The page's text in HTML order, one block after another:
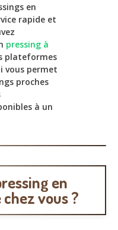
en
rapide et
pressing à
plateformes
vous permet
proches
à un
en
vous ?